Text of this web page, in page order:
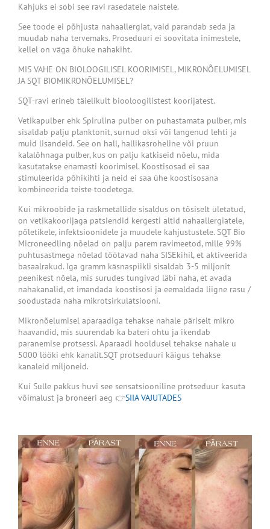
Kahjuks ei sobi see ravi rasedatele naistele.
See toode ei põhjusta nahaallergiat, vaid parandab seda ja
muudab naha tervemaks. Proseduuri ei soovitata inimestele,
kellel on väga õhuke nahakiht.
MIS VAHE ON BIOLOOGILISEL KOORIMISEL, MIKRONÕELUMISEL
JA SQT BIOMIKRONÕELUMISEL?
SQT-ravi erineb täielikult biooloogilistest koorijatest.
Vetikapulber ehk Spirulina pulber on puhastamata pulber, mis
sisaldab palju planktonit, surnud oksi või langenud lehti ja
muid lisandeid. See on hall, hallikasroheline või pruun
kalalõhnaga pulber, kus on palju katkiseid nõelu, mida
kasutatakse enamasti koorimisel. Koostisosad ei saa
stimuleerida põhikihti ja neid ei saa ühe koostisosana
kombineerida teiste toodetega.
Kui mikroobide ja raskmetallide sisaldus on tõsiselt ületatud,
on vetikakoorijaga patsiendid kergesti altid nahaallergiatele,
põletikele, infektsioonidele ja muudele kahjustustele. SQT Bio
Microneedling nõelad on palju parem ravimeetod, mille 99%
puhtusastmega nõelad töötavad naha SISEkihil, et aktiveerida
basaalrakud. Iga gramm käsnaspiikli sisaldab 3-5 miljonit
peenikest nõela, mis surudes tungivad läbi naha, et avada
nahakanalid, et imandada koostisosi ja eemaldada liigne rasu /
soodustada naha mikrotsirkulatsiooni.
Mikronõelumisel aparaadiga tehakse nahale päriselt mikro
haavandid, mis suurendab ka bateri ohtu ja ikendab
paranemise protsessi. Aparaadi hooldusel tehakse nahale u
5000 lööki ehk kanalit.SQT protseduuri käigus tehakse
kanaleid miljoneid.
Kui Sulle pakkus huvi see sensatsiooniline protseduur kasuta
võimalust ja broneeri aeg 👉SIIA VAJUTADES